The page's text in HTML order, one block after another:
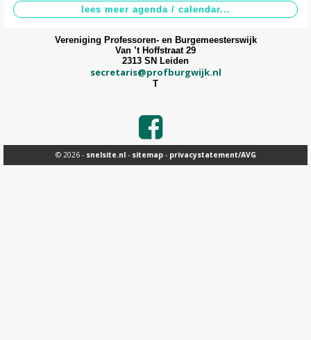
Contact >
Vereniging Professoren- en Burgemeesterswijk
Van ’t Hoffstraat 29
2313 SN Leiden
secretaris@profburgwijk.nl
T
© 2026 - snelsite.nl- sitemap- privacystatement/AVG